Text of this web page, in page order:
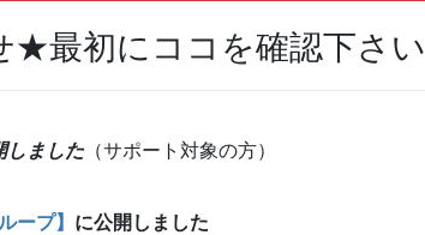
★最初にココを確認下さい
しました （サポート対象の方）
ープ】 に公開しました